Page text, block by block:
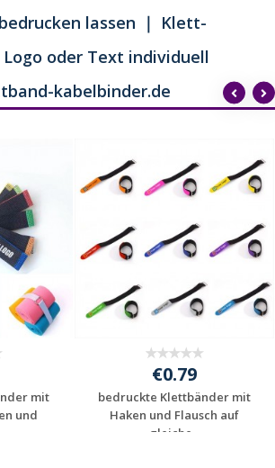
lassen ｜ Klett-
oder Text individuell
kabelbinder.de
mit
und
€0.79
bedruckte Klettbänder mit
Haken und Flausch auf
gleiche...